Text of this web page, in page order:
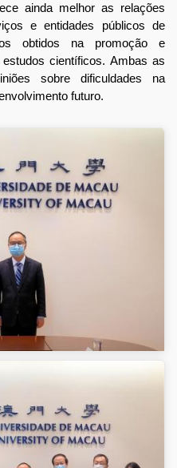
ainda melhor as relações
e entidades públicos de
obtidos na promoção e
científicos. Ambas as
sobre dificuldades na
futuro.